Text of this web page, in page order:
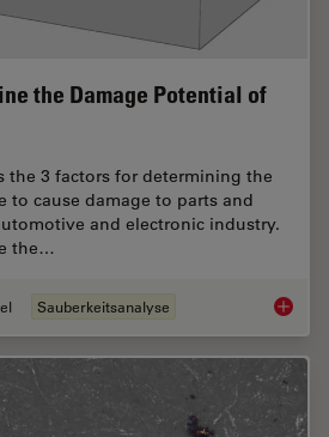
the Damage Potential of
the 3 factors for determining the
to cause damage to parts and
and electronic industry.
the…
Sauberkeitsanalyse 3